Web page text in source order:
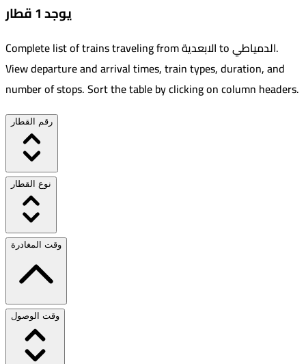
يوجد 1 قطار
Complete list of trains traveling fromالابعديةtoالدمياطي.
View departure and arrival times, train types, duration, and
number of stops. Sort the table by clicking on column headers.
رقم القطار
نوع القطار
وقت المغادرة
وقت الوصول